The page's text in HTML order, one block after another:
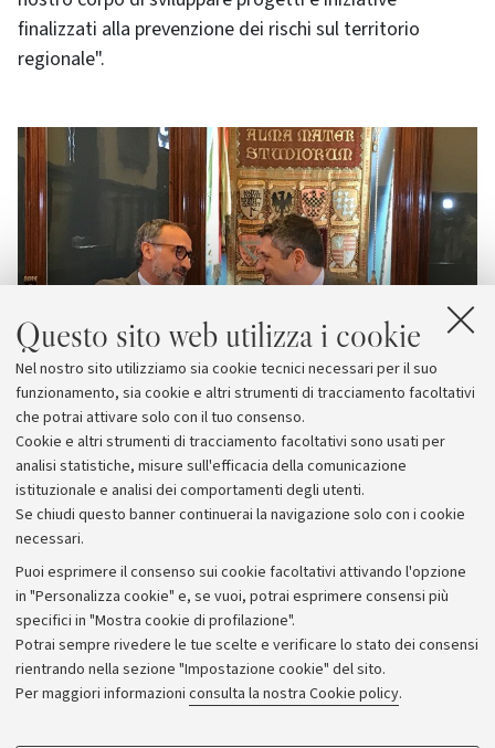
Questo sito web utilizza i cookie
Nel nostro sito utilizziamo sia cookie tecnici necessari per il suo
funzionamento, sia cookie e altri strumenti di tracciamento facoltativi
che potrai attivare solo con il tuo consenso.
Cookie e altri strumenti di tracciamento facoltativi sono usati per
analisi statistiche, misure sull'efficacia della comunicazione
istituzionale e analisi dei comportamenti degli utenti.
Se chiudi questo banner continuerai la navigazione solo con i cookie
necessari.
Puoi esprimere il consenso sui cookie facoltativi attivando l'opzione
in "Personalizza cookie" e, se vuoi, potrai esprimere consensi più
specifici in "Mostra cookie di profilazione".
Potrai sempre rivedere le tue scelte e verificare lo stato dei consensi
rientrando nella sezione "Impostazione cookie" del sito.
Per maggiori informazioni consulta la nostra Cookie policy.
finalizzati alla prevenzione dei rischi sul territorio
regionale".
Archivio
Comunicati stampa
Redazione
Rassegna stampa